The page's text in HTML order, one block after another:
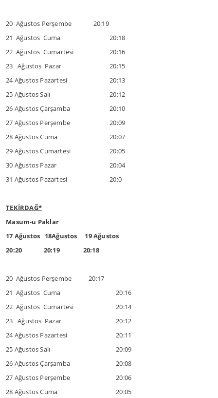
20 Ağustos Perşembe 20:19
21 Ağustos Cuma
20:18
22 Ağustos Cumartesi
20:16
23 Ağustos Pazar
20:15
24 Ağustos Pazartesi
20:13
25 Ağustos Salı
20:12
26 Ağustos Çarşamba
20:10
27 Ağustos Perşembe
20:09
28 Ağustos Cuma
20:07
29 Ağustos Cumartesi
20:05
30 Ağustos Pazar
20:04
31 Ağustos Pazartesi
20:0
TEKİRDAĞ*
Masum-u Paklar
17 Ağustos 18Ağustos 19 Ağustos
20:20 20:19 20:18
20 Ağustos Perşembe 20:17
21 Ağustos Cuma
20:16
22 Ağustos Cumartesi
20:14
23 Ağustos Pazar
20:12
24 Ağustos Pazartesi
20:11
25 Ağustos Salı
20:09
26 Ağustos Çarşamba
20:08
27 Ağustos Perşembe
20:06
28 Ağustos Cuma
20:05